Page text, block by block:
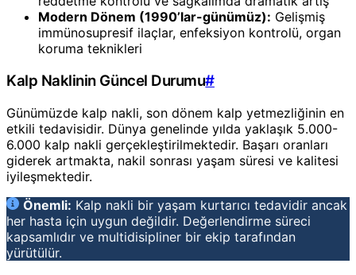
Modern Dönem (1990’lar-günümüz): Gelişmiş
immünosupresif ilaçlar, enfeksiyon kontrolü, organ
koruma teknikleri
Kalp Naklinin Güncel Durumu#
Günümüzde kalp nakli, son dönem kalp yetmezliğinin en
etkili tedavisidir. Dünya genelinde yılda yaklaşık 5.000-
6.000 kalp nakli gerçekleştirilmektedir. Başarı oranları
giderek artmakta, nakil sonrası yaşam süresi ve kalitesi
iyileşmektedir.
Önemli: Kalp nakli bir yaşam kurtarıcı tedavidir ancak
her hasta için uygun değildir. Değerlendirme süreci
kapsamlıdır ve multidisipliner bir ekip tarafından
yürütülür.